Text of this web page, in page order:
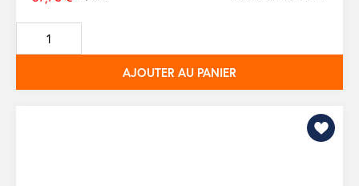
Prix
de
base
AJOUTER AU PANIER